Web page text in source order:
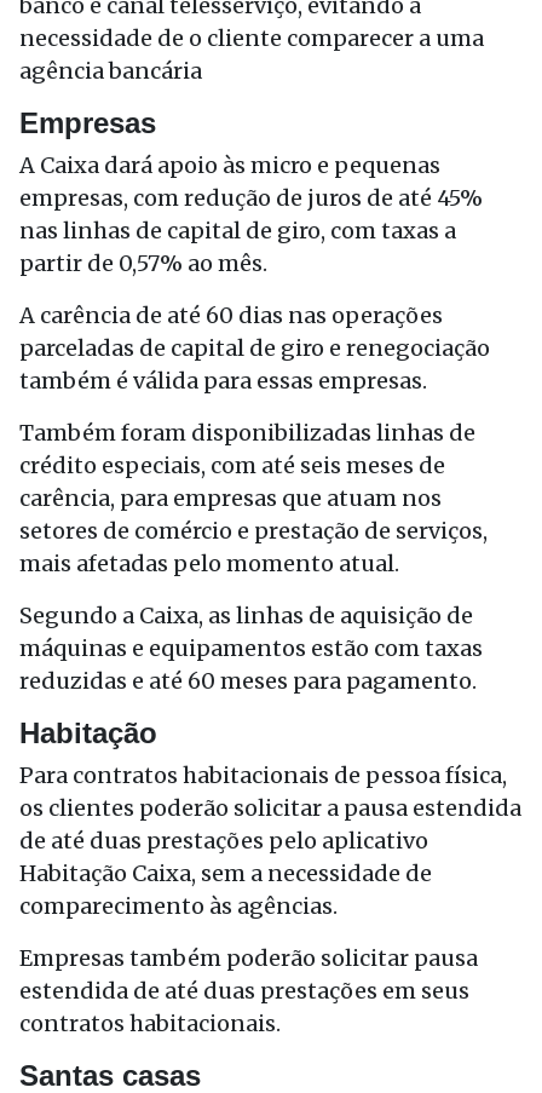
necessidade de o cliente comparecer a uma
agência bancária
Empresas
A Caixa dará apoio às micro e pequenas
empresas, com redução de juros de até 45%
nas linhas de capital de giro, com taxas a
partir de 0,57% ao mês.
A carência de até 60 dias nas operações
parceladas de capital de giro e renegociação
também é válida para essas empresas.
Também foram disponibilizadas linhas de
crédito especiais, com até seis meses de
carência, para empresas que atuam nos
setores de comércio e prestação de serviços,
mais afetadas pelo momento atual.
Segundo a Caixa, as linhas de aquisição de
máquinas e equipamentos estão com taxas
reduzidas e até 60 meses para pagamento.
Habitação
Para contratos habitacionais de pessoa física,
os clientes poderão solicitar a pausa estendida
de até duas prestações pelo aplicativo
Habitação Caixa, sem a necessidade de
comparecimento às agências.
Empresas também poderão solicitar pausa
estendida de até duas prestações em seus
contratos habitacionais.
Santas casas